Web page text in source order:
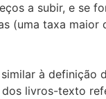
a subir, e se
(uma taxa
à definição
livros-texto